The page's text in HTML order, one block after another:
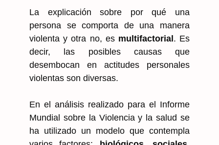
La explicación sobre por qué una
persona se comporta de una manera
violenta y otra no, es multifactorial . Es
decir, las posibles causas que
desembocan en actitudes personales
violentas son diversas.
En el análisis realizado para el Informe
Mundial sobre la Violencia y la salud se
ha utilizado un modelo que contempla